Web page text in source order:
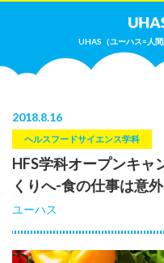
UHAS（ユーハス=人
2018.8.16
ヘルスフードサイエンス学科
HFS学科オープンキャ
くりへ-食の仕事は意
ユーハス